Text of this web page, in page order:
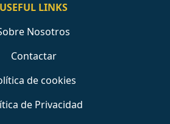
USEFUL LINKS
Nosotros
Contactar
de cookies
de Privacidad